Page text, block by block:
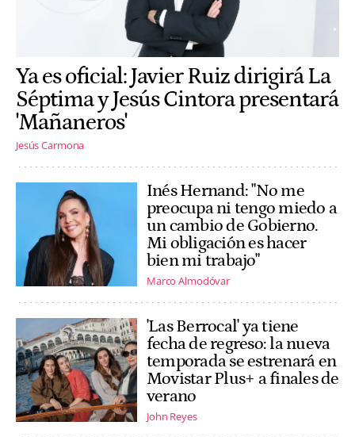
Ya es oficial: Javier Ruiz dirigirá La
Séptima y Jesús Cintora presentará
'Mañaneros'
Jesús Carmona
Inés Hernand: "No me
preocupa ni tengo miedo a
un cambio de Gobierno.
Mi obligación es hacer
bien mi trabajo"
Marco Almodóvar
'Las Berrocal' ya tiene
fecha de regreso: la nueva
temporada se estrenará en
Movistar Plus+ a finales de
verano
John Reyes